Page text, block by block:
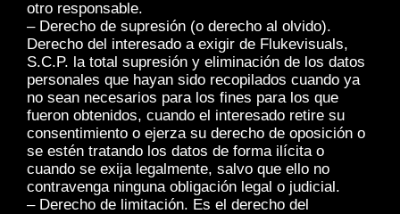
otro responsable.
– Derecho de supresión (o derecho al olvido).
Derecho del interesado a exigir de Flukevisuals,
S.C.P. la total supresión y eliminación de los datos
personales que hayan sido recopilados cuando ya
no sean necesarios para los fines para los que
fueron obtenidos, cuando el interesado retire su
consentimiento o ejerza su derecho de oposición o
se estén tratando los datos de forma ilícita o
cuando se exija legalmente, salvo que ello no
contravenga ninguna obligación legal o judicial.
– Derecho de limitación. Es el derecho del